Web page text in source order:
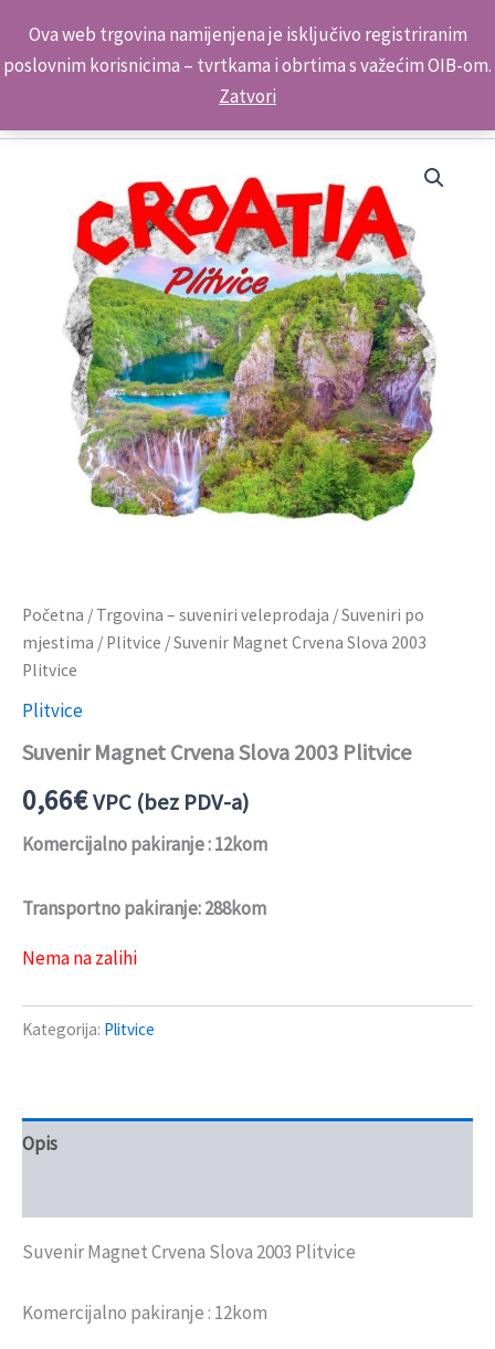
Ova web trgovina namijenjena je isključivo registriranim
poslovnim korisnicima – tvrtkama i obrtima s važećim OIB-om.
Zatvori
content
Kontakt telefon: +385 98 179 3891
Početna / Trgovina – suveniri veleprodaja /Suveniri po
mjestima / Plitvice / Suvenir Magnet Crvena Slova 2003
Plitvice
Plitvice
Suvenir Magnet Crvena Slova 2003 Plitvice
0,66€VPC (bez PDV-a)
Komercijalno pakiranje : 12kom
Transportno pakiranje: 288kom
Nema na zalihi
Kategorija: Plitvice
Opis
Suvenir Magnet Crvena Slova 2003 Plitvice
Komercijalno pakiranje : 12kom